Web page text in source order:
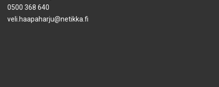
0500 368 640
veli.haapaharju@netikka.fi